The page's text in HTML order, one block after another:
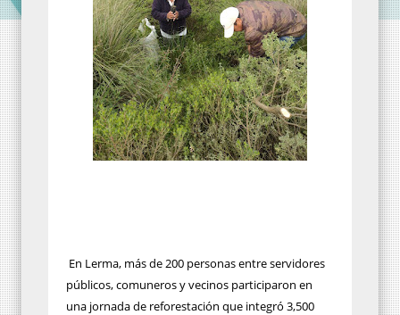
En Lerma, más de 200 personas entre servidores
públicos, comuneros y vecinos participaron en
una jornada de reforestación que integró 3,500